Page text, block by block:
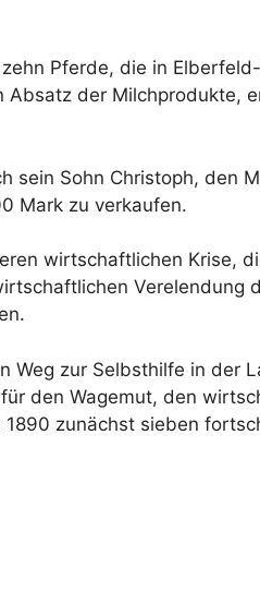
Pferde, die in
der Milchprodukte,
sein Sohn Christoph, den
Mark zu verkaufen.
wirtschaftlichen Krise,
Verelendung
Weg zur Selbsthilfe in der
den Wagemut, den
zunächst sieben